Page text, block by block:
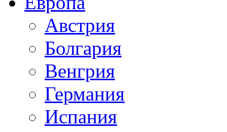
Австрия
Болгария
Венгрия
Германия
Испания